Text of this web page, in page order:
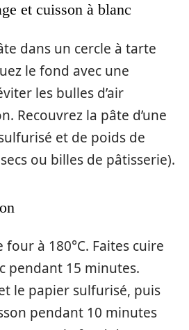
et cuisson à blanc
dans un cercle à tarte
le fond avec une
les bulles d’air
Recouvrez la pâte d’une
et de poids de
ou billes de pâtisserie).
à 180°C. Faites cuire
pendant 15 minutes.
le papier sulfurisé, puis
pendant 10 minutes